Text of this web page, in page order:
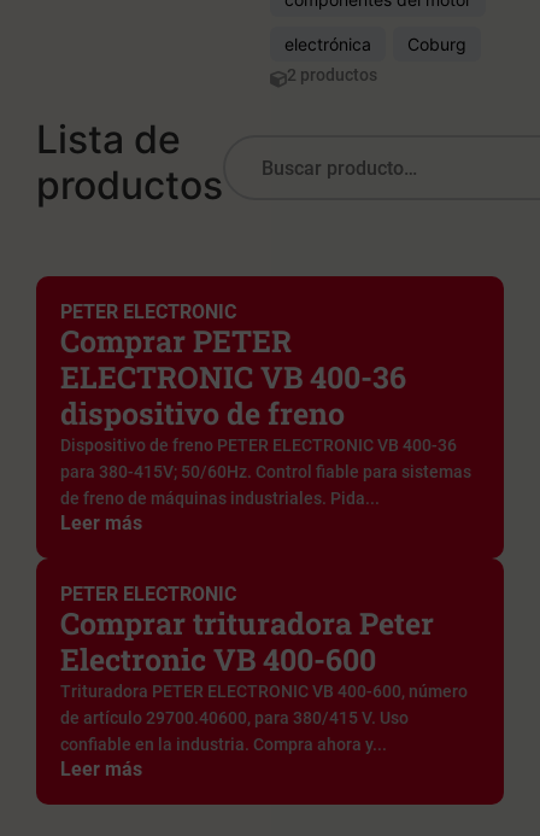
electrónica Coburg
2 productos
Lista de
productos
PETER ELECTRONIC
Comprar PETER
ELECTRONIC VB 400-36
dispositivo de freno
Dispositivo de freno PETER ELECTRONIC VB 400-36
para 380-415V; 50/60Hz. Control fiable para sistemas
de freno de máquinas industriales. Pida...
Leer más
PETER ELECTRONIC
Comprar trituradora Peter
Electronic VB 400-600
Trituradora PETER ELECTRONIC VB 400-600, número
de artículo 29700.40600, para 380/415 V. Uso
confiable en la industria. Compra ahora y...
Leer más